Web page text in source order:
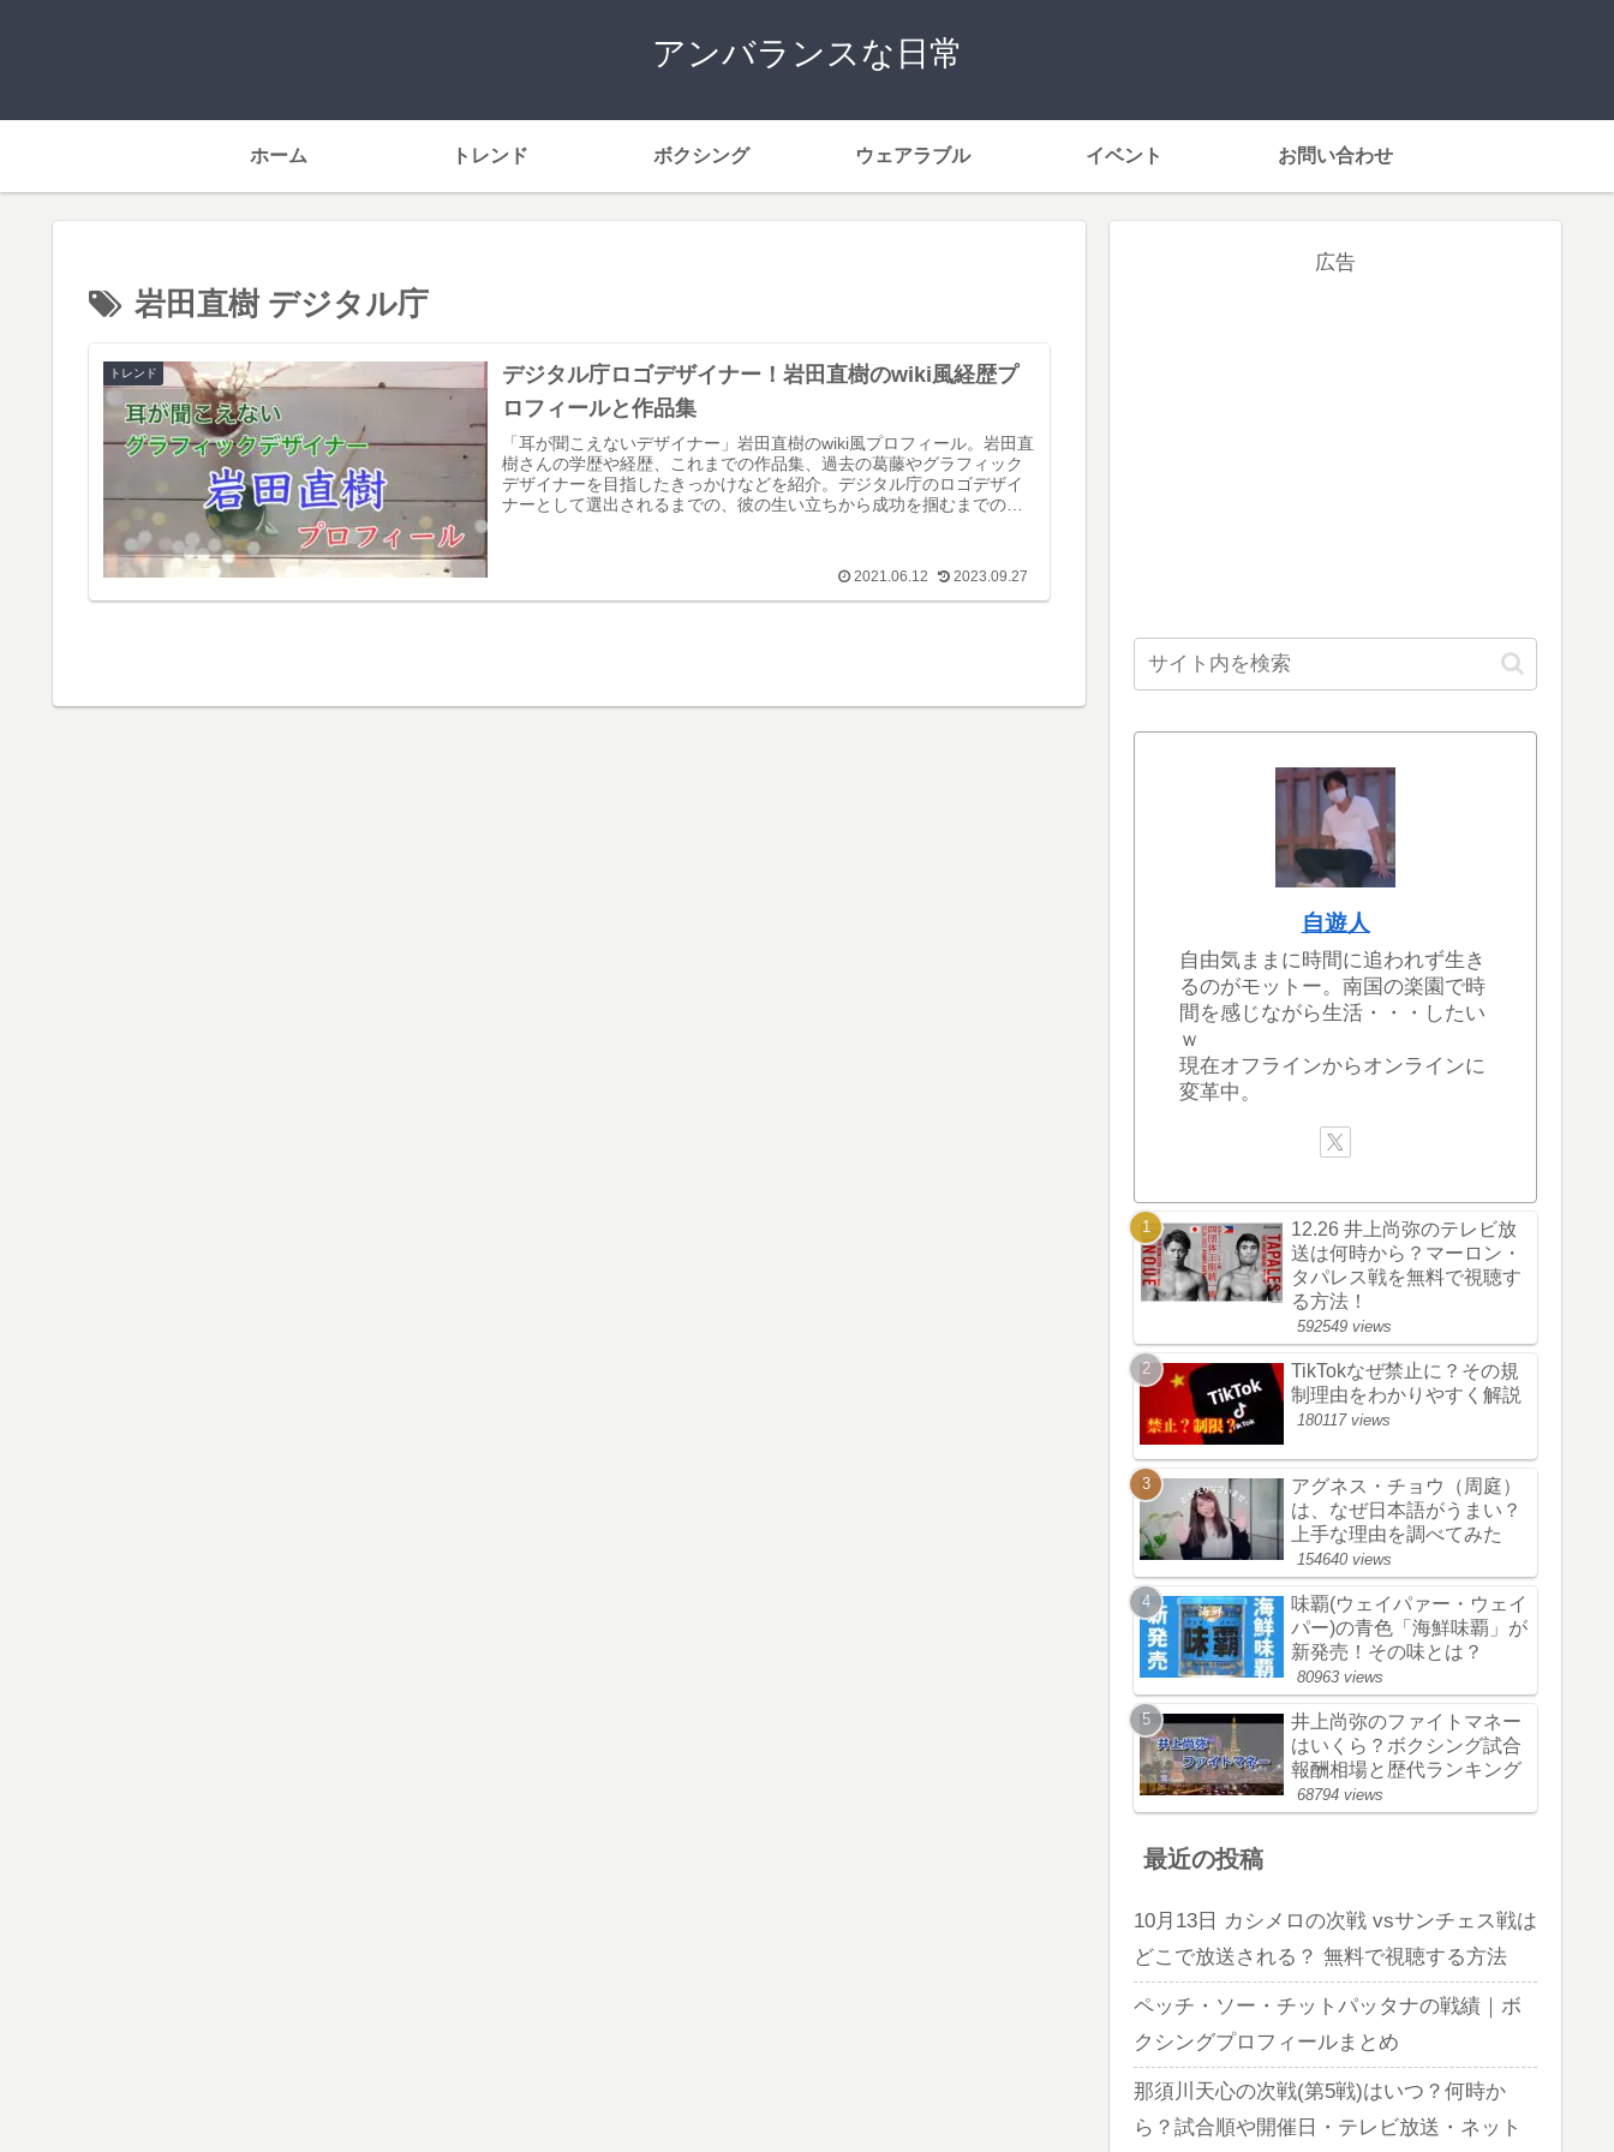
アンバランスな日常
ホーム トレンド ボクシング ウェアラブル イベント お問い合わせ
岩田直樹 デジタル庁
トレンド
デジタル庁ロゴデザイナー！岩田直樹のwiki風経歴プ
ロフィールと作品集
「耳が聞こえないデザイナー」岩田直樹のwiki風プロフィール。岩田直
樹さんの学歴や経歴、これまでの作品集、過去の葛藤やグラフィック
デザイナーを目指したきっかけなどを紹介。デジタル庁のロゴデザイ
ナーとして選出されるまでの、彼の生い立ちから成功を掴むまでの経
2021.06.12 2023.09.27
広告
自遊人
自由気ままに時間に追われず生き
るのがモットー。南国の楽園で時
間を感じながら生活・・・したい
ｗ
現在オフラインからオンラインに
変革中。
12.26 井上尚弥のテレビ放
送は何時から？マーロン・
タパレス戦を無料で視聴す
る方法！
592549 views
TikTokなぜ禁止に？その規
制理由をわかりやすく解説
180117 views
アグネス・チョウ（周庭）
は、なぜ日本語がうまい？
上手な理由を調べてみた
154640 views
味覇(ウェイパァー・ウェイ
パー)の青色「海鮮味覇」が
新発売！その味とは？
80963 views
井上尚弥のファイトマネー
はいくら？ボクシング試合
報酬相場と歴代ランキング
68794 views
最近の投稿
10月13日 カシメロの次戦 vsサンチェス戦は
どこで放送される？ 無料で視聴する方法
ペッチ・ソー・チットパッタナの戦績｜ボ
クシングプロフィールまとめ
那須川天心の次戦(第5戦)はいつ？何時か
ら？試合順や開催日・テレビ放送・ネット